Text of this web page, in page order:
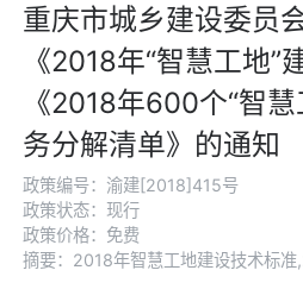
重庆市城乡建设委员
《2018年“智慧工地”
《2018年600个“智
务分解清单》的通知
政策编号：渝建[2018]415号
政策状态：现行
政策价格：免费
摘要：2018年智慧工地建设技术标